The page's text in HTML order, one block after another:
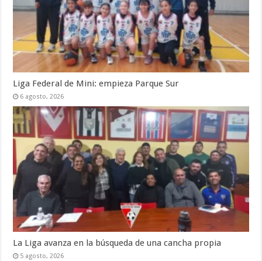
Liga Federal de Mini: empieza Parque Sur
6 agosto, 2026
La Liga avanza en la búsqueda de una cancha propia
5 agosto, 2026